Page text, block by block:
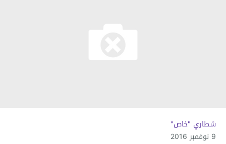
شطاري "خاص"
9 نوفمبر 2016